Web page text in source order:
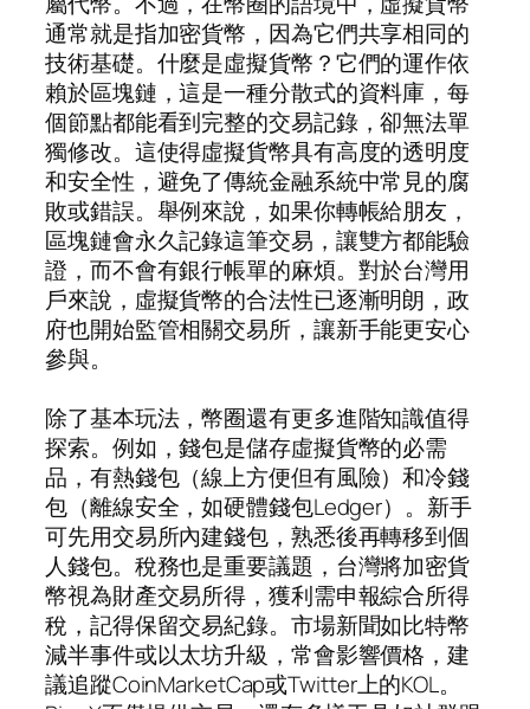
通常就是指加密貨幣，因為它們共享相同的
技術基礎。什麼是虛擬貨幣？它們的運作依
賴於區塊鏈，這是一種分散式的資料庫，每
個節點都能看到完整的交易記錄，卻無法單
獨修改。這使得虛擬貨幣具有高度的透明度
和安全性，避免了傳統金融系統中常見的腐
敗或錯誤。舉例來說，如果你轉帳給朋友，
區塊鏈會永久記錄這筆交易，讓雙方都能驗
證，而不會有銀行帳單的麻煩。對於台灣用
戶來說，虛擬貨幣的合法性已逐漸明朗，政
府也開始監管相關交易所，讓新手能更安心
參與。
除了基本玩法，幣圈還有更多進階知識值得
探索。例如，錢包是儲存虛擬貨幣的必需
品，有熱錢包（線上方便但有風險）和冷錢
包（離線安全，如硬體錢包Ledger）。新手
可先用交易所內建錢包，熟悉後再轉移到個
人錢包。稅務也是重要議題，台灣將加密貨
幣視為財產交易所得，獲利需申報綜合所得
稅，記得保留交易紀錄。市場新聞如比特幣
減半事件或以太坊升級，常會影響價格，建
議追蹤CoinMarketCap或Twitter上的KOL。